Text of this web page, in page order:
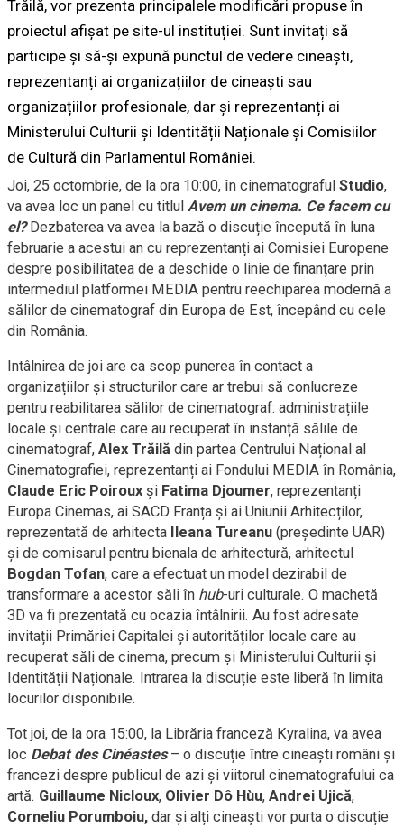
Trăilă, vor prezenta principalele modificări propuse în
proiectul afișat pe site-ul instituției. Sunt invitați să
participe și să-și expună punctul de vedere cineaști,
reprezentanți ai organizațiilor de cineaști sau
organizațiilor profesionale, dar și reprezentanți ai
Ministerului Culturii și Identității Naționale și Comisiilor
de Cultură din Parlamentul României.
Joi, 25 octombrie, de la ora 10:00, în cinematograful Studio,
va avea loc un panel cu titlul Avem un cinema. Ce facem cu
el?Dezbaterea va avea la bază o discuție începută în luna
februarie a acestui an cu reprezentanți ai Comisiei Europene
despre posibilitatea de a deschide o linie de finanțare prin
intermediul platformei MEDIA pentru reechiparea modernă a
sălilor de cinematograf din Europa de Est, începând cu cele
din România.
Intâlnirea de joi are ca scop punerea în contact a
organizațiilor și structurilor care ar trebui să conlucreze
pentru reabilitarea sălilor de cinematograf: administrațiile
locale și centrale care au recuperat în instanță sălile de
cinematograf, Alex Trăilă din partea Centrului Național al
Cinematografiei, reprezentanți ai Fondului MEDIA în România,
Claude Eric Poiroux și Fatima Djoumer, reprezentanți
Europa Cinemas, ai SACD Franța și ai Uniunii Arhitecților,
reprezentată de arhitecta
Ileana Tureanu (președinte UAR)
și de comisarul pentru bienala de arhitectură, arhitectul
Bogdan Tofan, care a efectuat un model dezirabil de
transformare a acestor săli în hub-uri culturale. O machetă
3D va fi prezentată cu ocazia întâlnirii. Au fost adresate
invitații Primăriei Capitalei și autorităților locale care au
recuperat săli de cinema, precum și Ministerului Culturii și
Identității Naționale. Intrarea la discuție este liberă în limita
locurilor disponibile.
Tot joi, de la ora 15:00, la Librăria franceză Kyralina, va avea
loc DebatdesCinéastes– o discuție între cineaști români și
francezi despre publicul de azi și viitorul cinematografului ca
artă. Guillaume Nicloux, Olivier Dô Hùu, Andrei Ujică,
Corneliu Porumboiu, dar și alți cineaști vor purta o discuție